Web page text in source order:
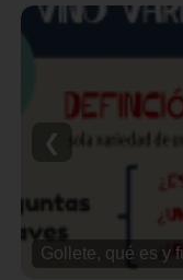
Gollete, qué es y
❮